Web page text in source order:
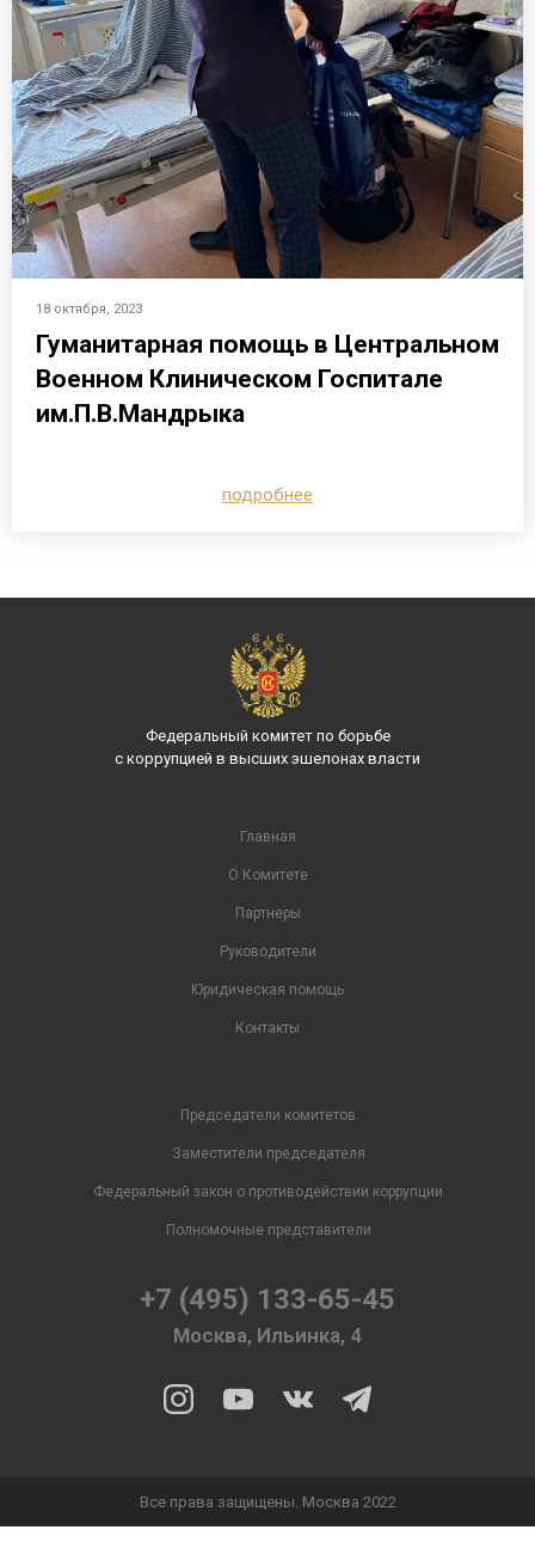
18 октября, 2023
Гуманитарная помощь в Центральном
Военном Клиническом Госпитале
им.П.В.Мандрыка
подробнее
Федеральный комитет по борьбе
с коррупцией в высших эшелонах власти
Главная
О Комитете
Партнеры
Руководители
Юридическая помощь
Контакты
Председатели комитетов
Заместители председателя
Федеральный закон о противодействии коррупции
Полномочные представители
+7 (495) 133-65-45
Москва, Ильинка, 4
Все права защищены. Москва 2022